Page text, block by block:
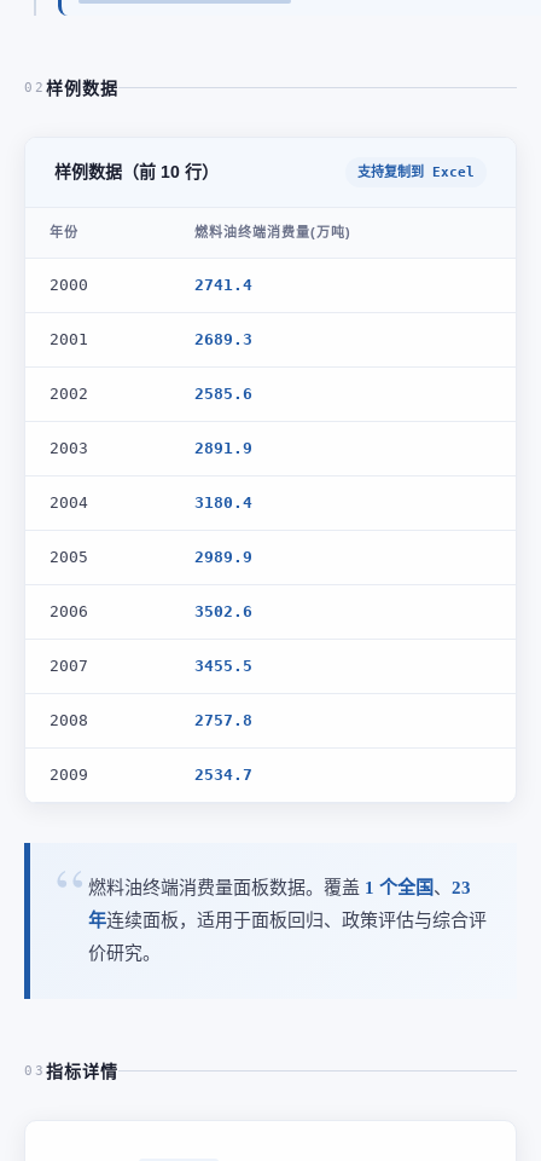
02 样例数据
样例数据（前 10 行） 支持复制到 Excel
年份 燃料油终端消费量(万吨)
2000 2741.4
2001 2689.3
2002 2585.6
2003 2891.9
2004 3180.4
2005 2989.9
2006 3502.6
2007 3455.5
2008 2757.8
2009 2534.7
燃料油终端消费量面板数据。覆盖 1 个全国、 23
年连续面板，适用于面板回归、政策评估与综合评
价研究。
03 指标详情